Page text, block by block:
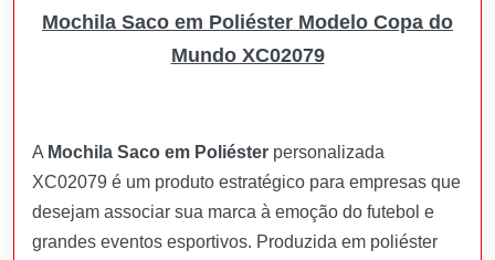
Mochila Saco em Poliéster Modelo Copa do
Mundo XC02079
A Mochila Saco em Poliéster personalizada
XC02079 é um produto estratégico para empresas que
desejam associar sua marca à emoção do futebol e
grandes eventos esportivos. Produzida em poliéster